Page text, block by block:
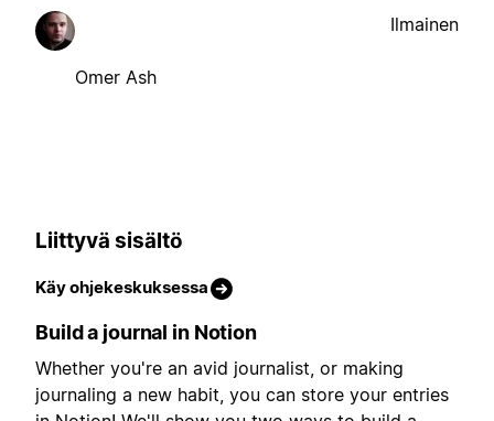
Omer Ash
Ilmainen
Liittyvä sisältö
Käy ohjekeskuksessa
Build a journal in Notion
Whether you're an avid journalist, or making
journaling a new habit, you can store your entries